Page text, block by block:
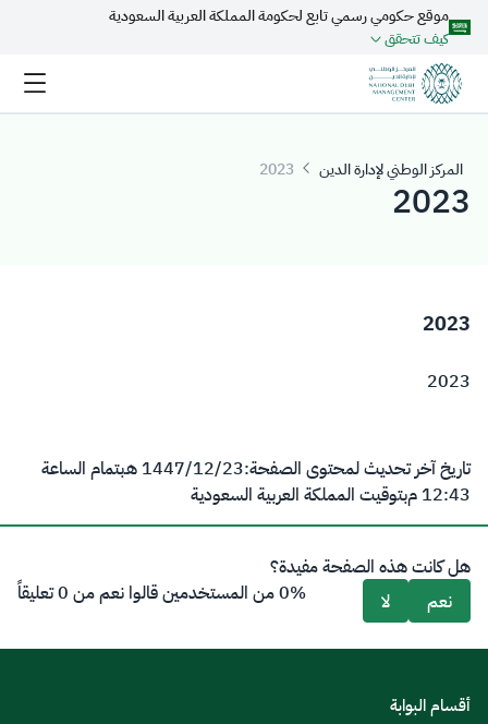
تخطي إلى المحتوى الرئيسي
موقع حكومي رسمي تابع لحكومة المملكة العربية السعودية
كيف تتحقق
المركز الوطني لإدارة الدين 2023
2023
2023
2023
تاريخ آخر تحديث لمحتوى الصفحة:23‏/12‏/1447 هـ
بتمام الساعة
12:43 م
بتوقيت المملكة العربية السعودية
هل كانت هذه الصفحة مفيدة؟
نعم
لا 0% من المستخدمين قالوا نعم من 0 تعليقاً
أقسام البوابة